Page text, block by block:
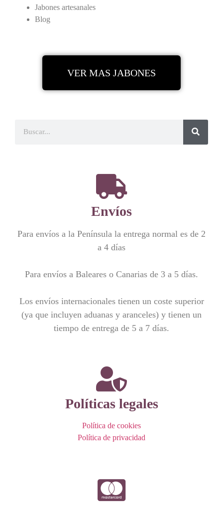
Jabones artesanales
Blog
VER MAS JABONES
Envíos
Para envíos a la Península la entrega normal es de 2
a 4 días
Para envíos a Baleares o Canarias de 3 a 5 días.
Los envíos internacionales tienen un coste superior
(ya que incluyen aduanas y aranceles) y tienen un
tiempo de entrega de 5 a 7 días.
Políticas legales
Política de cookies
Política de privacidad